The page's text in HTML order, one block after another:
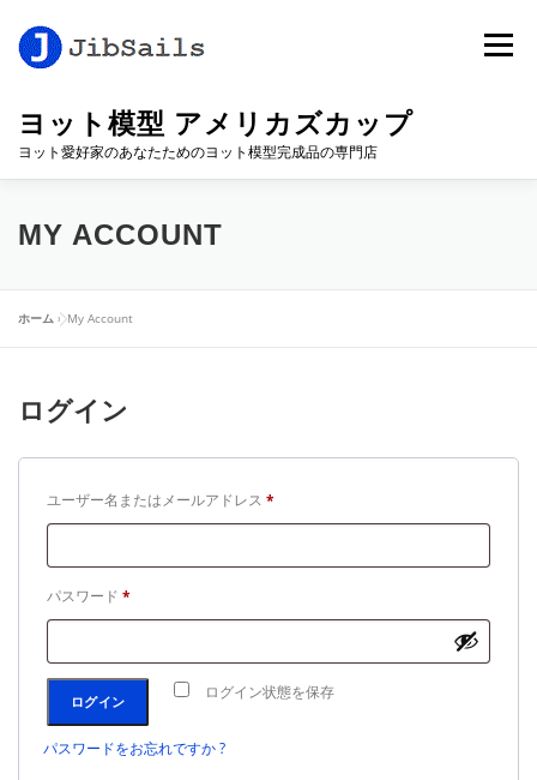
キ
ヨット模型 アメリカズカップ
ヨット愛好家のあなたためのヨット模型完成品の専門店
メニュー
SHOP CONTACT
MY ACCOUNT
MY ACCOUNT
ホーム »My Account
ログイン
ユーザー名またはメールアドレス *
須
パスワード *
須
ログイン状態を保存
ログイン
パスワードをお忘れですか ?